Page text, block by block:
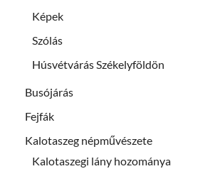
Képek
Szólás
Húsvétvárás Székelyföldön
Busójárás
Fejfák
Kalotaszeg népművészete
Kalotaszegi lány hozománya